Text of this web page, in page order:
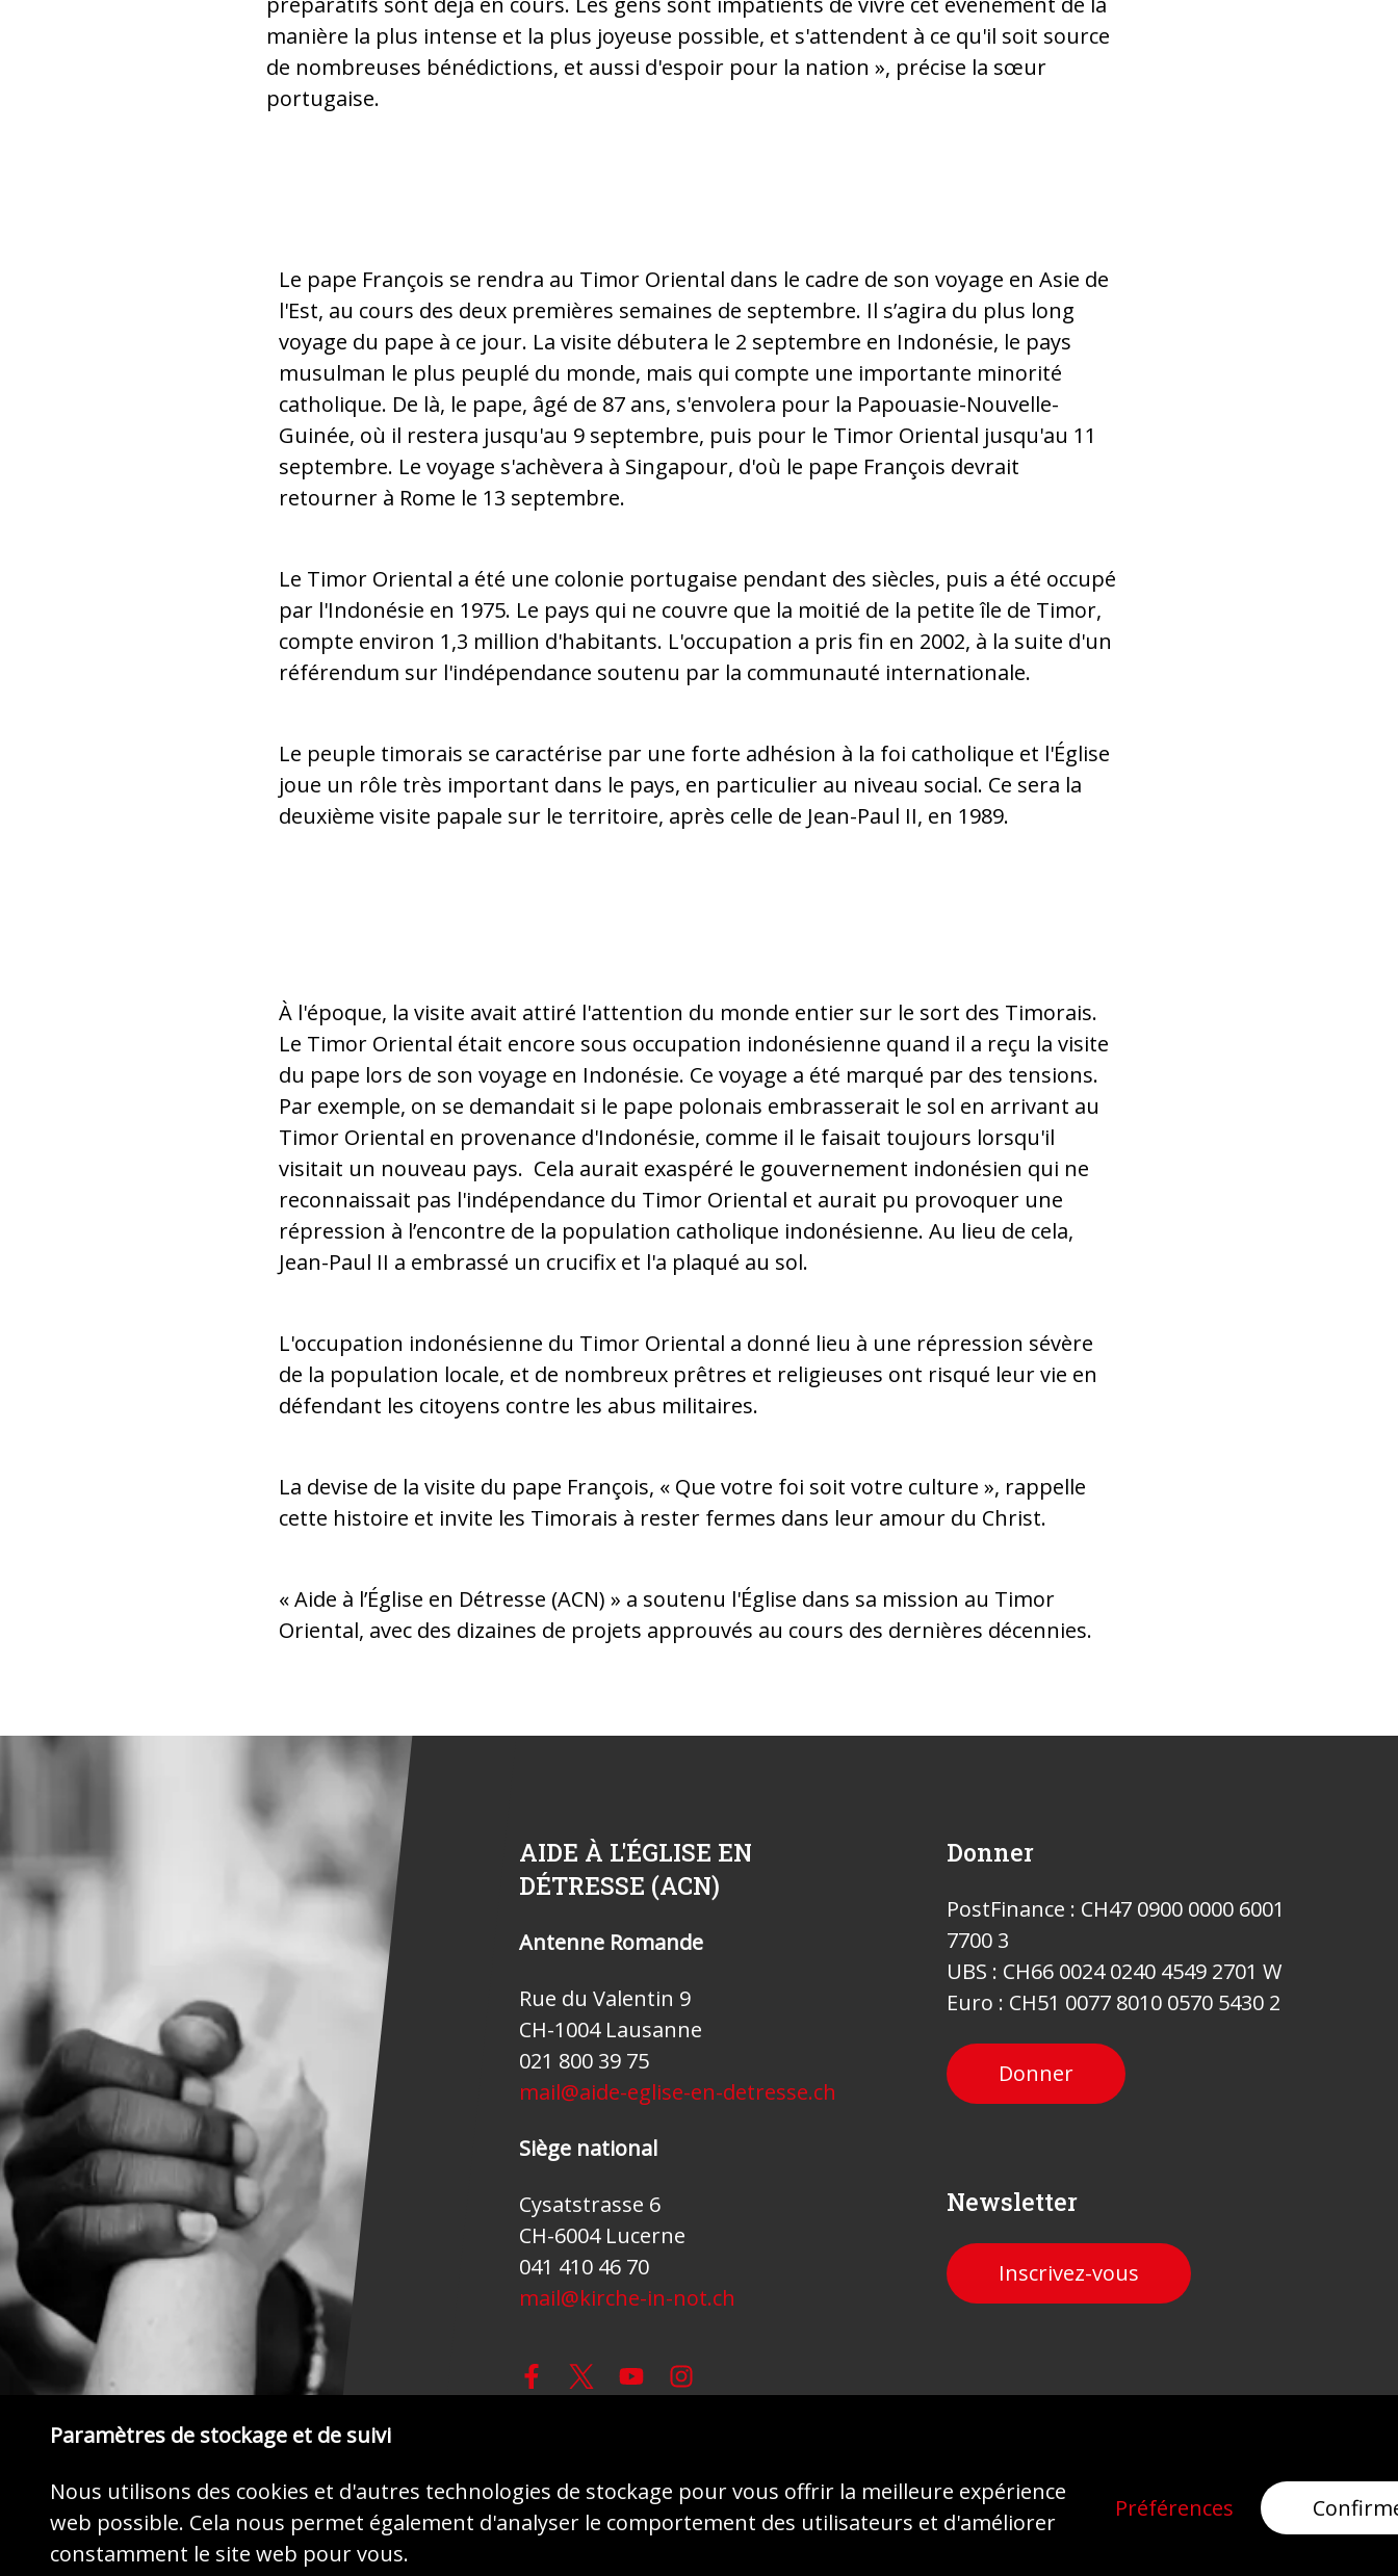
manière la plus intense et la plus joyeuse possible, et s'attendent à ce qu'il soit source
de nombreuses bénédictions, et aussi d'espoir pour la nation », précise la sœur
portugaise.
Le pape François se rendra au Timor Oriental dans le cadre de son voyage en Asie de
l'Est, au cours des deux premières semaines de septembre. Il s’agira du plus long
voyage du pape à ce jour. La visite débutera le 2 septembre en Indonésie, le pays
musulman le plus peuplé du monde, mais qui compte une importante minorité
catholique. De là, le pape, âgé de 87 ans, s'envolera pour la Papouasie-Nouvelle-
Guinée, où il restera jusqu'au 9 septembre, puis pour le Timor Oriental jusqu'au 11
septembre. Le voyage s'achèvera à Singapour, d'où le pape François devrait
retourner à Rome le 13 septembre.
Le Timor Oriental a été une colonie portugaise pendant des siècles, puis a été occupé
par l'Indonésie en 1975. Le pays qui ne couvre que la moitié de la petite île de Timor,
compte environ 1,3 million d'habitants. L'occupation a pris fin en 2002, à la suite d'un
référendum sur l'indépendance soutenu par la communauté internationale.
Le peuple timorais se caractérise par une forte adhésion à la foi catholique et l'Église
joue un rôle très important dans le pays, en particulier au niveau social. Ce sera la
deuxième visite papale sur le territoire, après celle de Jean-Paul II, en 1989.
À l'époque, la visite avait attiré l'attention du monde entier sur le sort des Timorais.
Le Timor Oriental était encore sous occupation indonésienne quand il a reçu la visite
du pape lors de son voyage en Indonésie. Ce voyage a été marqué par des tensions.
Par exemple, on se demandait si le pape polonais embrasserait le sol en arrivant au
Timor Oriental en provenance d'Indonésie, comme il le faisait toujours lorsqu'il
visitait un nouveau pays. Cela aurait exaspéré le gouvernement indonésien qui ne
reconnaissait pas l'indépendance du Timor Oriental et aurait pu provoquer une
répression à l’encontre de la population catholique indonésienne. Au lieu de cela,
Jean-Paul II a embrassé un crucifix et l'a plaqué au sol.
L'occupation indonésienne du Timor Oriental a donné lieu à une répression sévère
de la population locale, et de nombreux prêtres et religieuses ont risqué leur vie en
défendant les citoyens contre les abus militaires.
La devise de la visite du pape François, « Que votre foi soit votre culture », rappelle
cette histoire et invite les Timorais à rester fermes dans leur amour du Christ.
« Aide à l’Église en Détresse (ACN) » a soutenu l'Église dans sa mission au Timor
Oriental, avec des dizaines de projets approuvés au cours des dernières décennies.
MONTREZ DU CŒUR
Agissez maintenant par votre don
AIDE À L'ÉGLISE EN
DÉTRESSE (ACN)
Antenne Romande
Rue du Valentin 9
CH-1004 Lausanne
021 800 39 75
mail@aide-eglise-en-detresse.ch
Siège national
Cysatstrasse 6
CH-6004 Lucerne
041 410 46 70
mail@kirche-in-not.ch
Donner
PostFinance : CH47 0900 0000 6001
7700 3
UBS : CH66 0024 0240 4549 2701 W
Euro : CH51 0077 8010 0570 5430 2
Donner
Newsletter
Inscrivez-vous
© 2026 - AIDE À L'ÉGLISE EN DÉTRESSE (ACN) Mentions légales
Paramètres de stockage et de suivi
Nous utilisons des cookies et d'autres technologies de stockage pour vous offrir la meilleure expérience
web possible. Cela nous permet également d'analyser le comportement des utilisateurs et d'améliorer
constamment le site web pour vous.
Préférences